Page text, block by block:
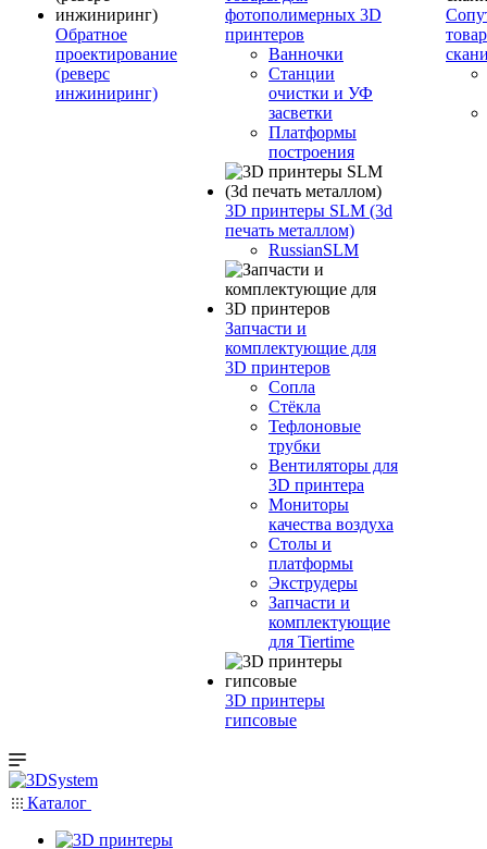
Обратное
проектирование
(реверс
инжиниринг)
фотополимерных 3D
принтеров
Ванночки
Станции
очистки и УФ
засветки
Платформы
построения
3D принтеры SLM (3d
печать металлом)
RussianSLM
Запчасти и
комплектующие для
3D принтеров
Сопла
Cтёкла
Тефлоновые
трубки
Вентиляторы для
3D принтера
Мониторы
качества воздуха
Столы и
платформы
Экструдеры
Запчасти и
комплектующие
для Tiertime
3D принтеры
гипсовые
Каталог